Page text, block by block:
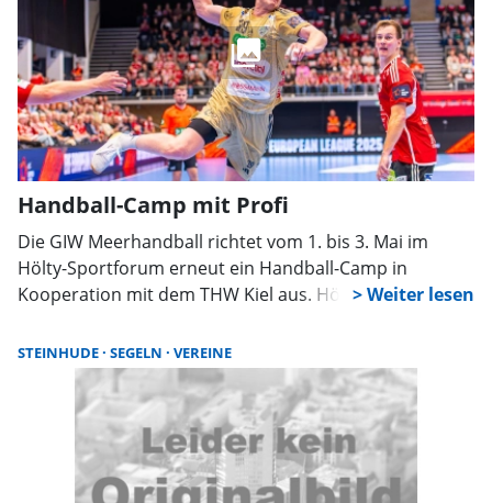
Handball-Camp mit Profi
Die GIW Meerhandball richtet vom 1. bis 3. Mai im
Hölty-Sportforum erneut ein Handball-Camp in
Kooperation mit dem THW Kiel aus. Höhepunkt ist der
dem Nachwuchs trainiert und Fragen beantwortet.
STEINHUDE SEGELN VEREINE